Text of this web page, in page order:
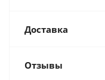
Доставка
Отзывы